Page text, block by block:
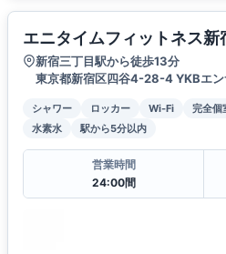
エニタイムフィットネス新
新宿三丁目駅から徒歩13分
東京都新宿区四谷4-28-4 YKBエン
シャワー ロッカー Wi-Fi 完全個
水素水
駅から5分以内
営業時間
24:00間